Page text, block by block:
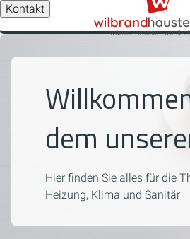
Kontakt
dem
Hier finden Sie alles für die
Heizung, Klima und Sanitär